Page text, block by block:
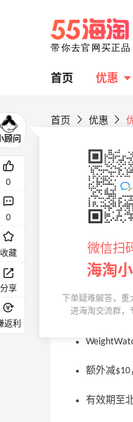
首页 优惠
首页 优惠
额外减$10
有效期至
0
0
收藏
分享
返利
微信扫
海淘
下单疑难解答，重
进海淘交流群，